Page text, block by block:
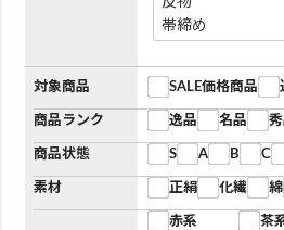
対象商品 SALE価格商品
商品ランク 逸品 名品
商品状態 S A B C
素材 正絹 化繊 綿
赤系 茶